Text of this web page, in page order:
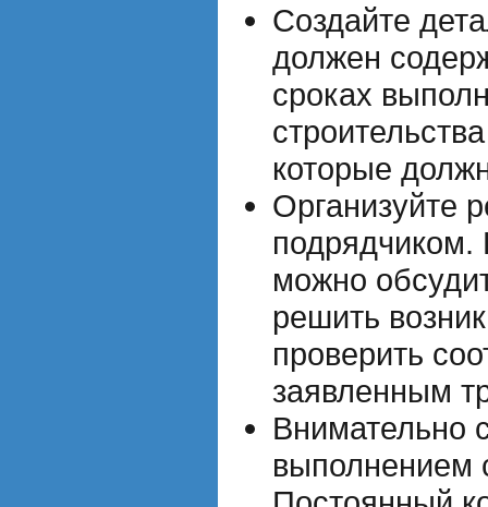
Создайте
должен
сроках
которые
Организуйте
подрядчиком.
можно
решить
проверить
заявленным
Внимательно
выполнением